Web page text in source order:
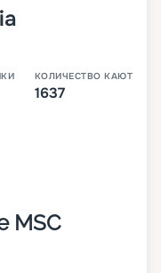
КОЛИЧЕСТВО КАЮТ
1637
MSC